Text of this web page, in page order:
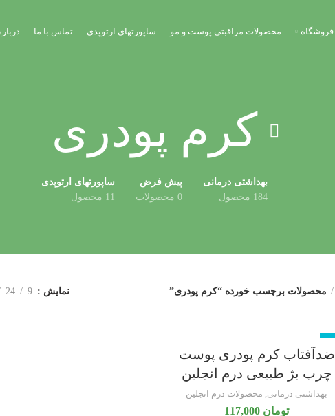
فروشگاه محصولات مراقبتی پوست و مو ساپورتهای ارتوپدی تماس با ما
کرم پودری
بهداشتی درمانی
184 محصول
پیش فرض
0 محصولات
ساپورتهای ارتوپدی
11 محصول
محصولات برچسب خورده “کرم پودری” نمایش 9
24
ضدآفتاب کرم پودری پوست
چرب بژ طبیعی درم انجلین
بهداشتی درمانی, محصولات درم انجلین
تومان